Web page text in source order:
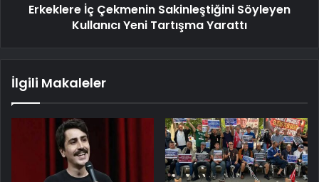
Erkeklere İç Çekmenin Sakinleştiğini Söyleyen
Kullanıcı Yeni Tartışma Yarattı
İlgili Makaleler